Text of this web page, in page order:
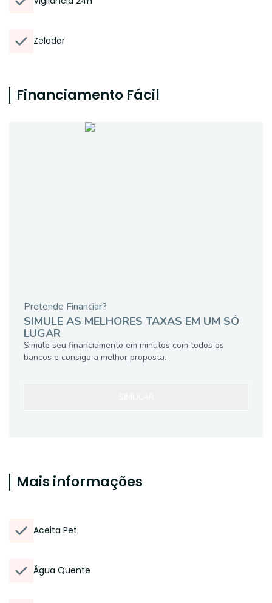
Zelador
Financiamento Fácil
Pretende Financiar?
SIMULE AS MELHORES TAXAS EM UM SÓ
LUGAR
Simule seu financiamento em minutos com todos os
bancos e consiga a melhor proposta.
Mais informações
Aceita Pet
Água Quente